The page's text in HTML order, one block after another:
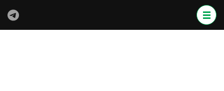
Перейти